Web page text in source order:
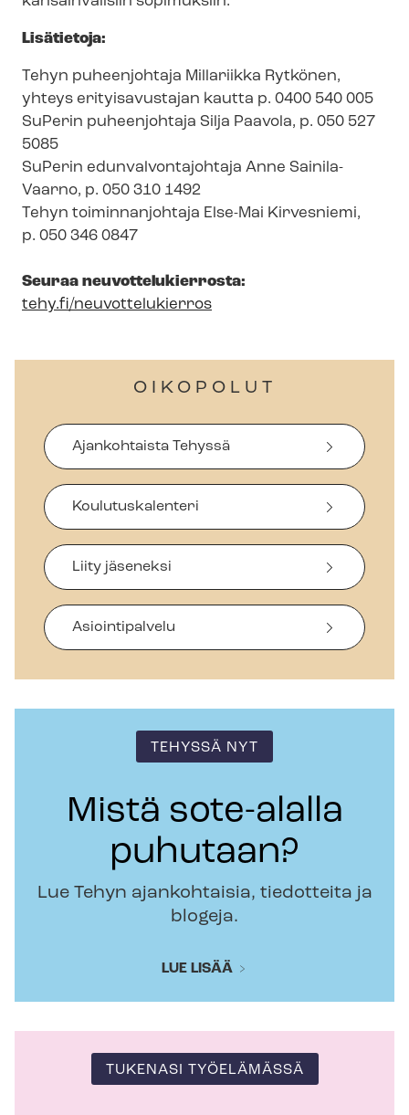
Lisätietoja:
Tehyn puheenjohtaja Millariikka Rytkönen,
yhteys erityisavustajan kautta p. 0400 540 005
SuPerin puheenjohtaja Silja Paavola, p. 050 527
5085
SuPerin edun­val­von­ta­joh­ta­ja Anne Sainila-
Vaarno, p. 050 310 1492
Tehyn toiminnanjohtaja Else-Mai Kirvesniemi,
p. 050 346 0847
Seuraa neu­vot­te­lu­kier­ros­ta:
tehy.fi/neuvottelukierros
OIKOPOLUT
Ajankohtaista Tehyssä
Koulutuskalenteri
Liity jäseneksi
Asiointipalvelu
TEHYSSÄ NYT
Mistä sote-alalla
puhutaan?
Lue Tehyn ajankohtaisia, tiedotteita ja
blogeja.
LUE LISÄÄ
TUKENASI TYÖELÄMÄSSÄ